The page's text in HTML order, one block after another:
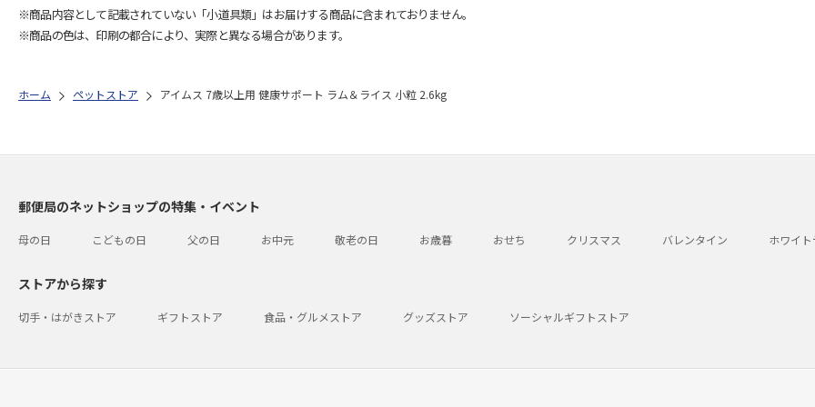
※商品内容として記載されていない「小道具類」はお届けする商品に含まれておりません。
※商品の色は、印刷の都合により、実際と異なる場合があります。
ホーム ペットストア アイムス 7歳以上用 健康サポート ラム＆ライス 小粒 2.6kg
郵便局のネットショップの特集・イベント
母の日 こどもの日 父の日 お中元 敬老の日 お歳暮 おせち クリスマス バレンタイン ホワイ
ストアから探す
切手・はがきストア ギフトストア 食品・グルメストア グッズストア ソーシャルギフトストア